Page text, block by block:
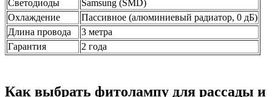
Светодиоды
Samsung (SMD)
Охлаждение
Пассивное (алюминиевый радиатор, 0 дБ)
Длина провода
3 метра
Гарантия
2 года
Как выбрать фитолампу для рассады и